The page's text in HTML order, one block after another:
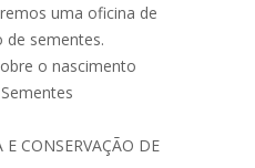
uma oficina de
de sementes.
o nascimento
CONSERVAÇÃO DE